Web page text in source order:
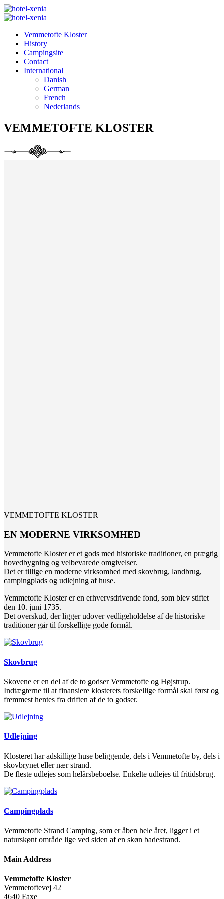
Vemmetofte Kloster
History
Campingsite
Contact
International
Danish
German
French
Nederlands
VEMMETOFTE KLOSTER
VEMMETOFTE KLOSTER
EN MODERNE VIRKSOMHED
Vemmetofte Kloster er et gods med historiske traditioner, en prægtig
hovedbygning og velbevarede omgivelser.
Det er tillige en moderne virksomhed med skovbrug, landbrug,
campingplads og udlejning af huse.
Vemmetofte Kloster er en erhvervsdrivende fond, som blev stiftet
den 10. juni 1735.
Det overskud, der ligger udover vedligeholdelse af de historiske
traditioner går til forskellige gode formål.
Skovbrug
Skovene er en del af de to godser Vemmetofte og Højstrup.
Indtægterne til at finansiere klosterets forskellige formål skal først og
fremmest hentes fra driften af de to godser.
Udlejning
Klosteret har adskillige huse beliggende, dels i Vemmetofte by, dels i
skovbrynet eller nær strand.
De fleste udlejes som helårsbeboelse. Enkelte udlejes til fritidsbrug.
Campingplads
Vemmetofte Strand Camping, som er åben hele året, ligger i et
naturskønt område lige ved siden af en skøn badestrand.
Main Address
Vemmetofte Kloster
Vemmetoftevej 42
4640 Faxe